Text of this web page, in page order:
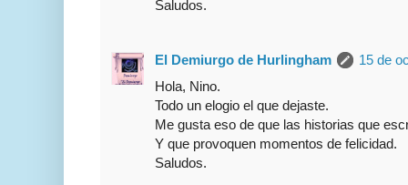
Saludos.
El Demiurgo de Hurlingham
15 de
Hola, Nino.
Todo un elogio el que dejaste.
Me gusta eso de que las historias que
Y que provoquen momentos de felicidad.
Saludos.